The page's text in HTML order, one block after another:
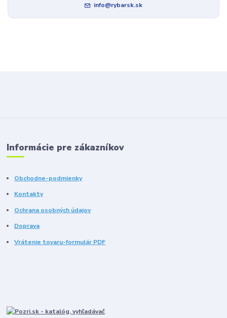
info@rybarsk.sk
Informácie pre zákazníkov
Obchodne-podmienky
Kontakty
Ochrana osobných údajov
Doprava
Vrátenie tovaru-formulár PDF